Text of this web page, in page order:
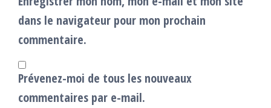
dans le navigateur pour mon prochain
commentaire.
Prévenez-moi de tous les nouveaux
commentaires par e-mail.